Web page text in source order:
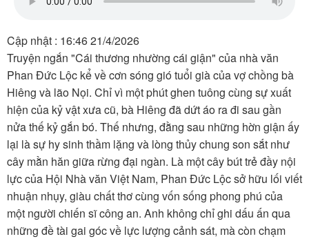
Sân khấu
Thiếu nhi
Kết nối VOV6
TÌM KIẾM
Vận hành bởi QI Corp
Cập nhật : 16:46 21/4/2026
Truyện ngắn "Cái thương nhường cái giận" của nhà văn
Phan Đức Lộc kể về cơn sóng gió tuổi già của vợ chồng bà
Hiêng và lão Nọi. Chỉ vì một phút ghen tuông cùng sự xuất
hiện của kỷ vật xưa cũ, bà Hiêng đã dứt áo ra đi sau gần
nửa thế kỷ gắn bó. Thế nhưng, đằng sau những hờn giận ấy
lại là sự hy sinh thầm lặng và lòng thủy chung son sắt như
cây mằn hăn giữa rừng đại ngàn. Là một cây bút trẻ đầy nội
lực của Hội Nhà văn Việt Nam, Phan Đức Lộc sở hữu lối viết
nhuận nhụy, giàu chất thơ cùng vốn sống phong phú của
một người chiến sĩ công an. Anh không chỉ ghi dấu ấn qua
những đề tài gai góc về lực lượng cảnh sát, mà còn chạm